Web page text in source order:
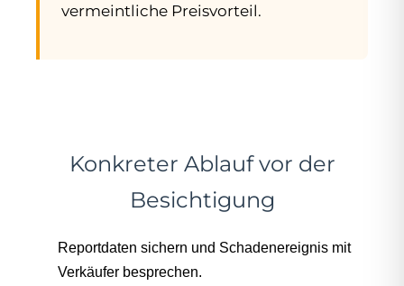
vermeintliche Preisvorteil.
Konkreter Ablauf vor der
Besichtigung
Reportdaten sichern und Schadenereignis mit
Verkäufer besprechen.